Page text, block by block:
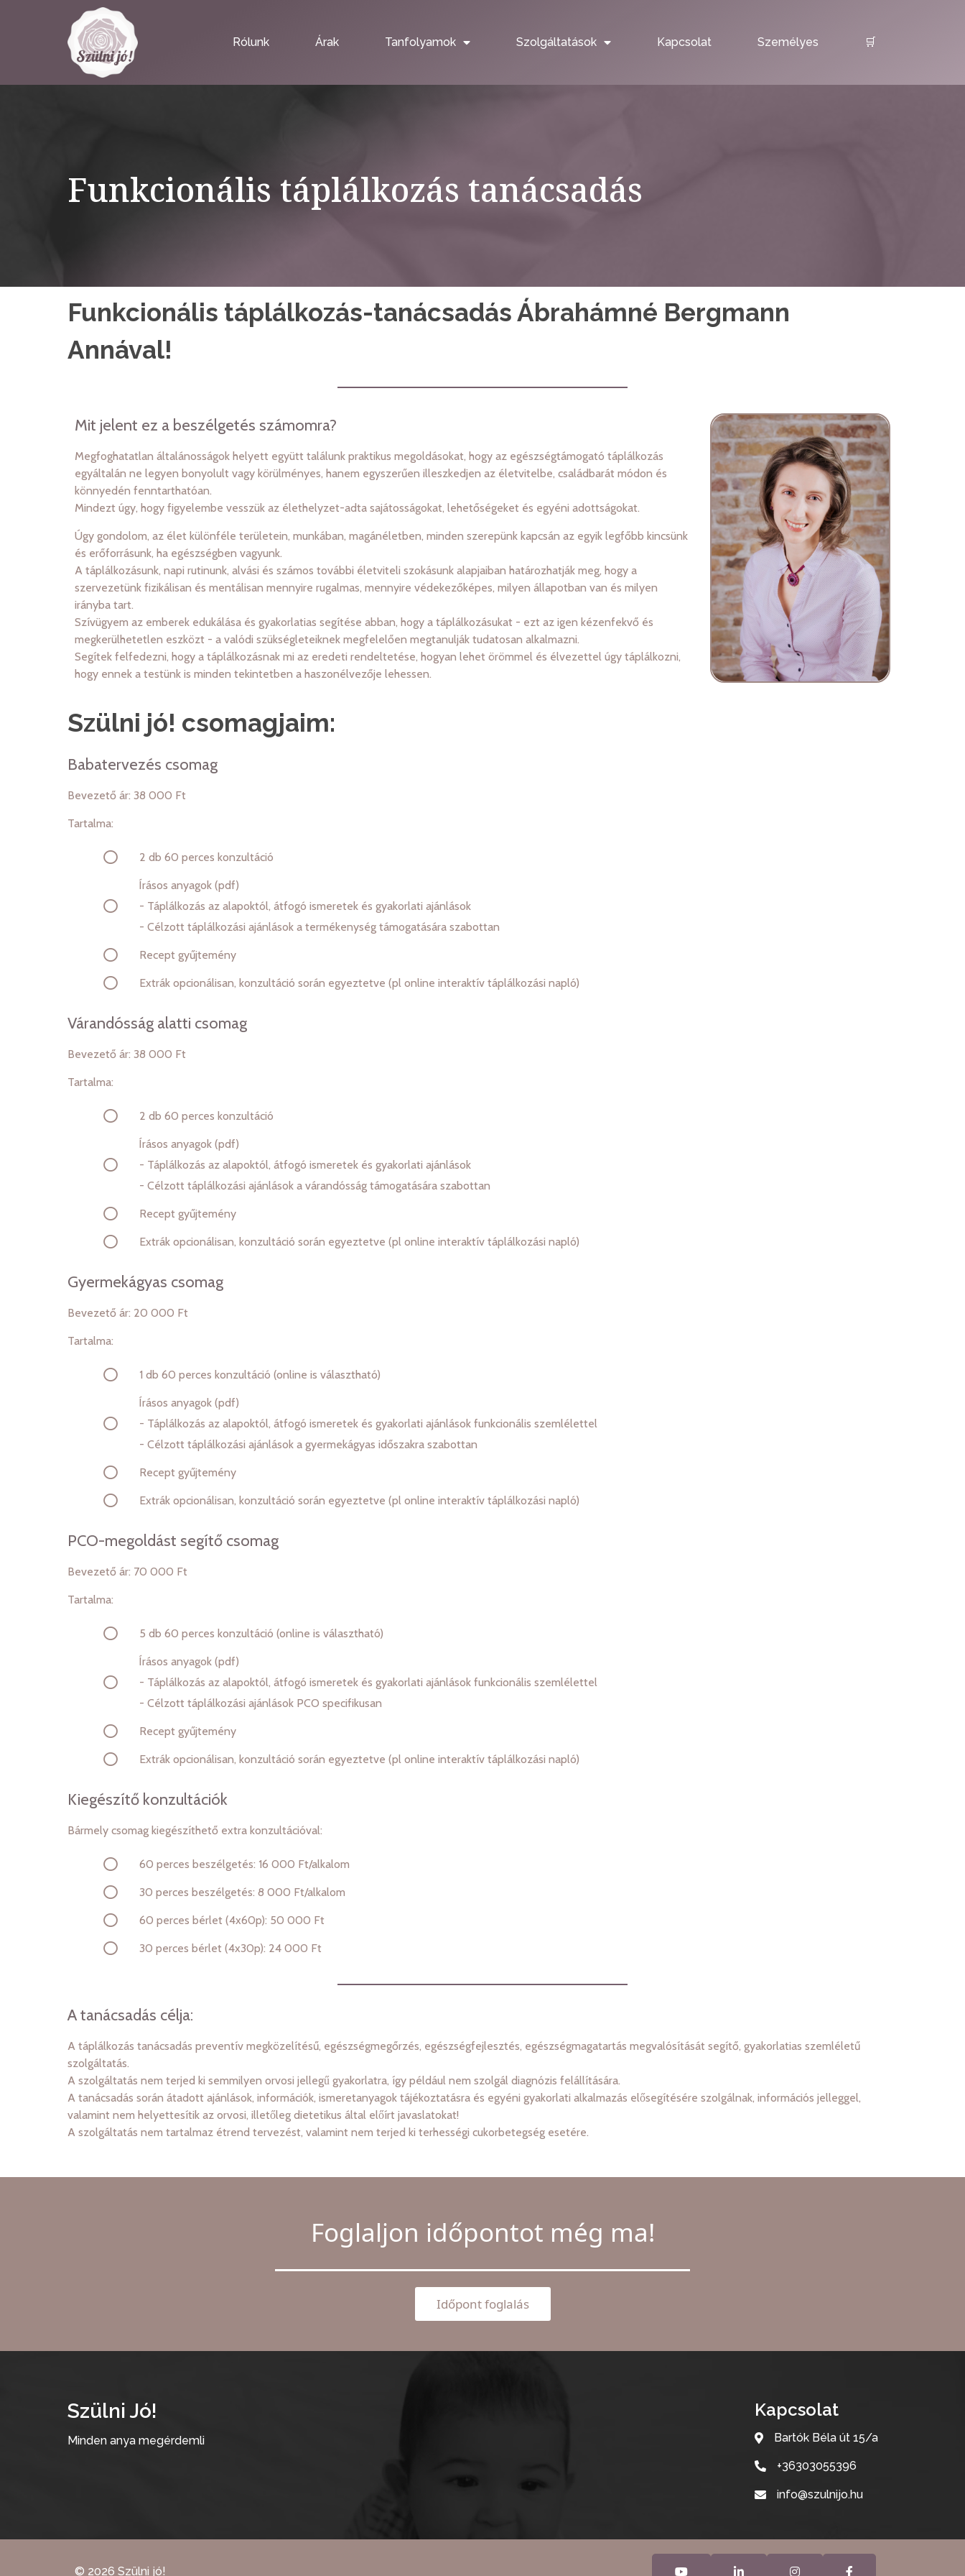
Rólunk Árak Tanfolyamok Szolgáltatások Kapcsolat Személyes 🛒
Funkcionális táplálkozás tanácsadás
Funkcionális táplálkozás-tanácsadás Ábrahámné Bergmann
Annával!
Mit jelent ez a beszélgetés számomra?
Megfoghatatlan általánosságok helyett együtt találunk praktikus megoldásokat, hogy az egészségtámogató táplálkozás
egyáltalán ne legyen bonyolult vagy körülményes, hanem egyszerűen illeszkedjen az életvitelbe, családbarát módon és
könnyedén fenntarthatóan.
Mindezt úgy, hogy figyelembe vesszük az élethelyzet-adta sajátosságokat, lehetőségeket és egyéni adottságokat.
Úgy gondolom, az élet különféle területein, munkában, magánéletben, minden szerepünk kapcsán az egyik legfőbb kincsünk
és erőforrásunk, ha egészségben vagyunk.
A táplálkozásunk, napi rutinunk, alvási és számos további életviteli szokásunk alapjaiban határozhatják meg, hogy a
szervezetünk fizikálisan és mentálisan mennyire rugalmas, mennyire védekezőképes, milyen állapotban van és milyen
irányba tart.
Szívügyem az emberek edukálása és gyakorlatias segítése abban, hogy a táplálkozásukat - ezt az igen kézenfekvő és
megkerülhetetlen eszközt - a valódi szükségleteiknek megfelelően megtanulják tudatosan alkalmazni.
Segítek felfedezni, hogy a táplálkozásnak mi az eredeti rendeltetése, hogyan lehet örömmel és élvezettel úgy táplálkozni,
hogy ennek a testünk is minden tekintetben a haszonélvezője lehessen.
Szülni jó! csomagjaim:
Babatervezés csomag
Bevezető ár: 38 000 Ft
Tartalma:
2 db 60 perces konzultáció
Írásos anyagok (pdf)
- Táplálkozás az alapoktól, átfogó ismeretek és gyakorlati ajánlások
- Célzott táplálkozási ajánlások a termékenység támogatására szabottan
Recept gyűjtemény
Extrák opcionálisan, konzultáció során egyeztetve (pl online interaktív táplálkozási napló)
Várandósság alatti csomag
Bevezető ár: 38 000 Ft
Tartalma:
2 db 60 perces konzultáció
Írásos anyagok (pdf)
- Táplálkozás az alapoktól, átfogó ismeretek és gyakorlati ajánlások
- Célzott táplálkozási ajánlások a várandósság támogatására szabottan
Recept gyűjtemény
Extrák opcionálisan, konzultáció során egyeztetve (pl online interaktív táplálkozási napló)
Gyermekágyas csomag
Bevezető ár: 20 000 Ft
Tartalma:
1 db 60 perces konzultáció (online is választható)
Írásos anyagok (pdf)
- Táplálkozás az alapoktól, átfogó ismeretek és gyakorlati ajánlások funkcionális szemlélettel
- Célzott táplálkozási ajánlások a gyermekágyas időszakra szabottan
Recept gyűjtemény
Extrák opcionálisan, konzultáció során egyeztetve (pl online interaktív táplálkozási napló)
PCO-megoldást segítő csomag
Bevezető ár: 70 000 Ft
Tartalma:
5 db 60 perces konzultáció (online is választható)
Írásos anyagok (pdf)
- Táplálkozás az alapoktól, átfogó ismeretek és gyakorlati ajánlások funkcionális szemlélettel
- Célzott táplálkozási ajánlások PCO specifikusan
Recept gyűjtemény
Extrák opcionálisan, konzultáció során egyeztetve (pl online interaktív táplálkozási napló)
Kiegészítő konzultációk
Bármely csomag kiegészíthető extra konzultációval:
60 perces beszélgetés: 16 000 Ft/alkalom
30 perces beszélgetés: 8 000 Ft/alkalom
60 perces bérlet (4x60p): 50 000 Ft
30 perces bérlet (4x30p): 24 000 Ft
A tanácsadás célja:
A táplálkozás tanácsadás preventív megközelítésű, egészségmegőrzés, egészségfejlesztés, egészségmagatartás megvalósítását segítő, gyakorlatias szemléletű
szolgáltatás.
A szolgáltatás nem terjed ki semmilyen orvosi jellegű gyakorlatra, így például nem szolgál diagnózis felállítására.
A tanácsadás során átadott ajánlások, információk, ismeretanyagok tájékoztatásra és egyéni gyakorlati alkalmazás elősegítésére szolgálnak, információs jelleggel,
valamint nem helyettesítik az orvosi, illetőleg dietetikus által előírt javaslatokat!
A szolgáltatás nem tartalmaz étrend tervezést, valamint nem terjed ki terhességi cukorbetegség esetére.
Foglaljon időpontot még ma!
Időpont foglalás
Szülni Jó!
Minden anya megérdemli
Kapcsolat
Bartók Béla út 15/a
+36303055396
info@szulnijo.hu
© 2026 Szülni jó!